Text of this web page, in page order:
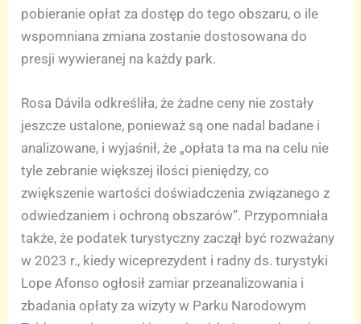
pobieranie opłat za dostęp do tego obszaru, o ile
wspomniana zmiana zostanie dostosowana do
presji wywieranej na każdy park.
Rosa Dávila odkreśliła, że żadne ceny nie zostały
jeszcze ustalone, ponieważ są one nadal badane i
analizowane, i wyjaśnił, że „opłata ta ma na celu nie
tyle zebranie większej ilości pieniędzy, co
zwiększenie wartości doświadczenia związanego z
odwiedzaniem i ochroną obszarów”. Przypomniała
także, że podatek turystyczny zaczął być rozważany
w 2023 r., kiedy wiceprezydent i radny ds. turystyki
Lope Afonso ogłosił zamiar przeanalizowania i
zbadania opłaty za wizyty w Parku Narodowym